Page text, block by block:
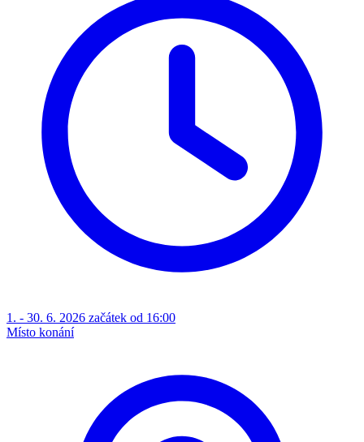
1. - 30. 6. 2026 začátek od 16:00
Místo konání